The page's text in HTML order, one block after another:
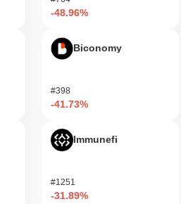
며, 커뮤니티와 소통하고 로드맵 및 향
하여 커뮤니티 참여와 투명성에 대한 헌
의 다양한 분산 애플리케이션
인 플레이어로 자리 잡고 있음을 지지합
해 설계되었나요?
니다. 자산 관리, 거래 처리 및 분산 금
한 다양한 기능을 지원하는 사용자 친
-48.96%
Biconomy
#398
-41.73%
Immunefi
#1251
-31.89%